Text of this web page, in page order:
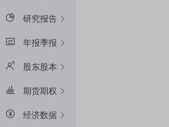
研究报告
年报季报
股东股本
期货期权
经济数据